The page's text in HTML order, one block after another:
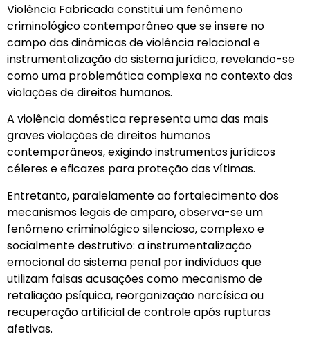
Violência Fabricada constitui um fenômeno
criminológico contemporâneo que se insere no
campo das dinâmicas de violência relacional e
instrumentalização do sistema jurídico, revelando-se
como uma problemática complexa no contexto das
violações de direitos humanos.
A violência doméstica representa uma das mais
graves violações de direitos humanos
contemporâneos, exigindo instrumentos jurídicos
céleres e eficazes para proteção das vítimas.
Entretanto, paralelamente ao fortalecimento dos
mecanismos legais de amparo, observa-se um
fenômeno criminológico silencioso, complexo e
socialmente destrutivo: a instrumentalização
emocional do sistema penal por indivíduos que
utilizam falsas acusações como mecanismo de
retaliação psíquica, reorganização narcísica ou
recuperação artificial de controle após rupturas
afetivas.